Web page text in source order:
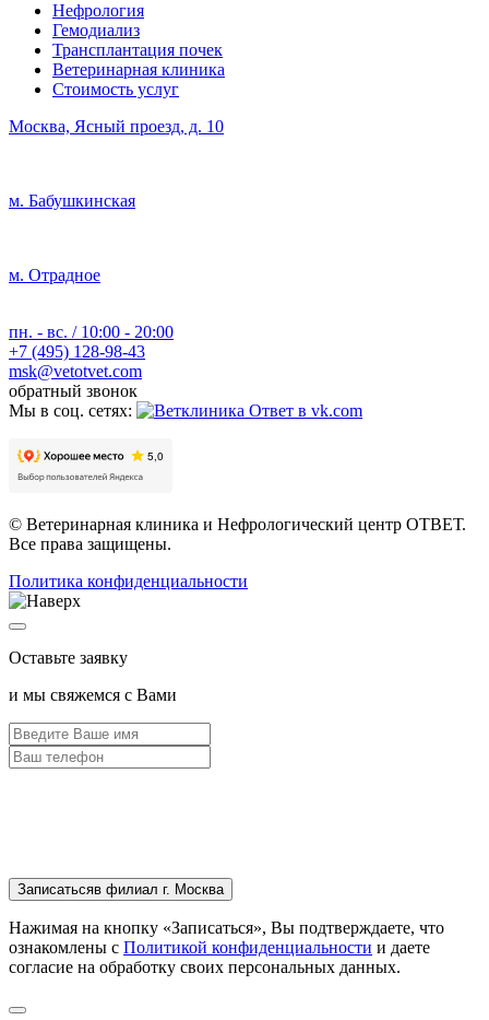
Нефрология
Гемодиализ
Трансплантация почек
Ветеринарная клиника
Стоимость услуг
Москва, Ясный проезд, д. 10
м. Бабушкинская
м. Отрадное
пн. - вс. / 10:00 - 20:00
+7 (495) 128-98-43
msk@vetotvet.com
обратный звонок
Мы в соц. сетях:
© Ветеринарная клиника и Нефрологический центр ОТВЕТ.
Все права защищены.
Политика конфиденциальности
Оставьте заявку
и мы свяжемся с Вами
Записатьсяв филиал г. Москва
Нажимая на кнопку «Записаться», Вы подтверждаете, что
ознакомлены с Политикой конфиденциальности и даете
согласие на обработку своих персональных данных.